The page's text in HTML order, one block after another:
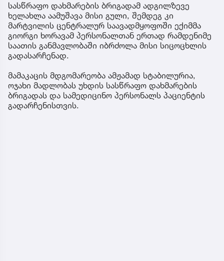
სასწრაფო დახმარების ბრიგადამ ადგილზევე
ხელახლა აამუშავა მისი გული, შემდეგ კი
მარტვილის ცენტრალურ საავადმყოფოში ექიმმა
გიორგი ხორავამ პერსონალთან ერთად რამდენიმე
საათის განმავლობაში იბრძოლა მისი სიცოცხლის
გადასარჩენად.
მამაკაცის მდგომარეობა ამჟამად სტაბილურია,
ოჯახი მადლობას უხდის სასწრაფო დახმარების
ბრიგადას და სამედიცინო პერსონალს პაციენტის
გადარჩენისთვის.